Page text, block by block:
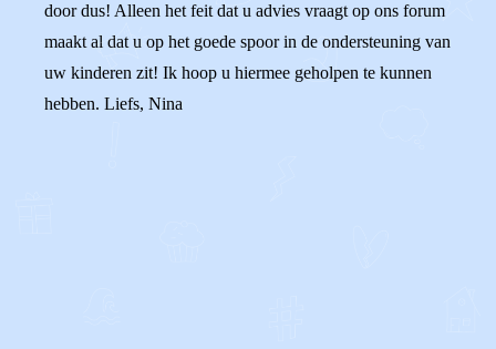
door dus! Alleen het feit dat u advies vraagt op ons forum
maakt al dat u op het goede spoor in de ondersteuning van
uw kinderen zit! Ik hoop u hiermee geholpen te kunnen
hebben. Liefs, Nina